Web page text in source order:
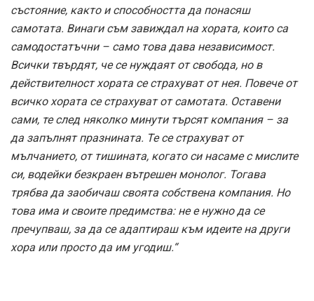
състояние, както и способността да понасяш
самотата. Винаги съм завиждал на хората, които са
самодостатъчни – само това дава независимост.
Всички твърдят, че се нуждаят от свобода, но в
действителност хората се страхуват от нея. Повече от
всичко хората се страхуват от самотата. Оставени
сами, те след няколко минути търсят компания – за
да запълнят празнината. Те се страхуват от
мълчанието, от тишината, когато си насаме с мислите
си, водейки безкраен вътрешен монолог. Тогава
трябва да заобичаш своята собствена компания. Но
това има и своите предимства: не е нужно да се
пречупваш, за да се адаптираш към идеите на други
хора или просто да им угодиш.“